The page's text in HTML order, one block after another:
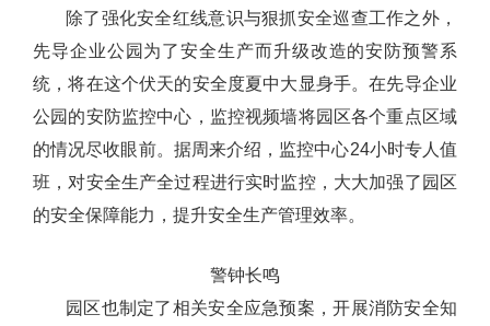
除了强化安全红线意识与狠抓安全巡查工作之外，
先导企业公园为了安全生产而升级改造的安防预警系
统，将在这个伏天的安全度夏中大显身手。在先导企业
公园的安防监控中心，监控视频墙将园区各个重点区域
的情况尽收眼前。据周来介绍，监控中心24小时专人值
班，对安全生产全过程进行实时监控，大大加强了园区
的安全保障能力，提升安全生产管理效率。
警钟长鸣
园区也制定了相关安全应急预案，开展消防安全知